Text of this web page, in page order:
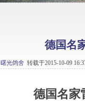
德国名
曙光鸽舍 转载于2015-10-09
德国名家